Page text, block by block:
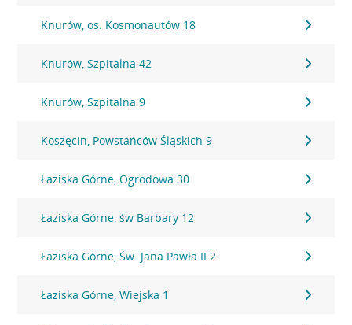
Knurów, os. Kosmonautów 18
Knurów, Szpitalna 42
Knurów, Szpitalna 9
Koszęcin, Powstańców Śląskich 9
Łaziska Górne, Ogrodowa 30
Łaziska Górne, św Barbary 12
Łaziska Górne, Św. Jana Pawła II 2
Łaziska Górne, Wiejska 1